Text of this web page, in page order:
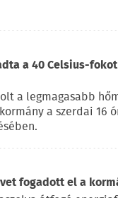
a 40 Celsius-
a legmagasabb
a szerdai 16
fogadott el a